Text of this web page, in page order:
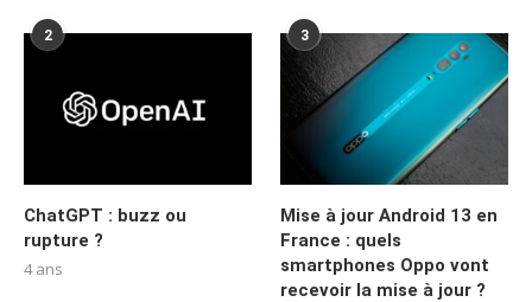
2
ChatGPT : buzz ou
rupture ?
4 ans
3
Mise à jour Android 13 en
France : quels
smartphones Oppo vont
recevoir la mise à jour ?